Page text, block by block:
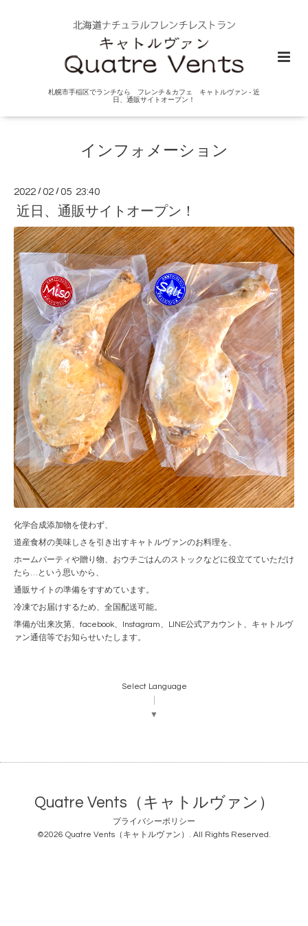
札幌市手稲区でランチなら フレンチ＆カフェ キャトルヴァン - 近
日、通販サイトオープン！
インフォメーション
2022 /02 /05 23:40
近日、通販サイトオープン！
化学合成添加物を使わず、
道産食材の美味しさを引き出すキャトルヴァンのお料理を、
ホームパーティや贈り物、おウチごはんのストックなどに役立てていただけ
たら…という思いから、
通販サイトの準備をすすめています。
冷凍でお届けするため、全国配送可能。
準備が出来次第、facebook、Instagram、LINE公式アカウント、キャトルヴ
ァン通信等でお知らせいたします。
Select Language
▼
Quatre Vents（キャトルヴァン）
プライバシーポリシー
©2026 Quatre Vents（キャトルヴァン） . All Rights Reserved.